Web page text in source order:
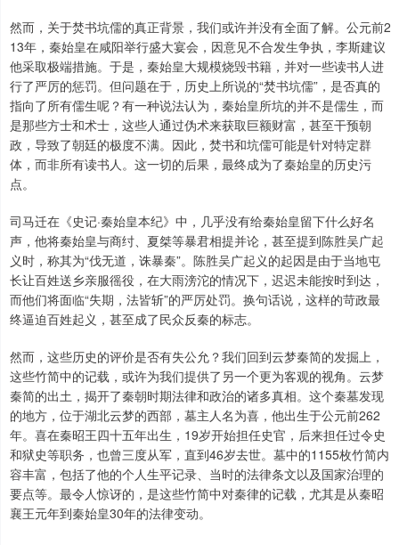
然而，关于焚书坑儒的真正背景，我们或许并没有全面了解。公元前2
13年，秦始皇在咸阳举行盛大宴会，因意见不合发生争执，李斯建议
他采取极端措施。于是，秦始皇大规模烧毁书籍，并对一些读书人进
行了严厉的惩罚。但问题在于，历史上所说的“焚书坑儒”，是否真的
指向了所有儒生呢？有一种说法认为，秦始皇所坑的并不是儒生，而
是那些方士和术士，这些人通过伪术来获取巨额财富，甚至干预朝
政，导致了朝廷的极度不满。因此，焚书和坑儒可能是针对特定群
体，而非所有读书人。这一切的后果，最终成为了秦始皇的历史污
点。
司马迁在《史记·秦始皇本纪》中，几乎没有给秦始皇留下什么好名
声，他将秦始皇与商纣、夏桀等暴君相提并论，甚至提到陈胜吴广起
义时，称其为“伐无道，诛暴秦”。陈胜吴广起义的起因是由于当地屯
长让百姓送乡亲服徭役，在大雨滂沱的情况下，迟迟未能按时到达，
而他们将面临“失期，法皆斩”的严厉处罚。换句话说，这样的苛政最
终逼迫百姓起义，甚至成了民众反秦的标志。
然而，这些历史的评价是否有失公允？我们回到云梦秦简的发掘上，
这些竹简中的记载，或许为我们提供了另一个更为客观的视角。云梦
秦简的出土，揭开了秦朝时期法律和政治的诸多真相。这个秦墓发现
的地方，位于湖北云梦的西部，墓主人名为喜，他出生于公元前262
年。喜在秦昭王四十五年出生，19岁开始担任史官，后来担任过令史
和狱史等职务，也曾三度从军，直到46岁去世。墓中的1155枚竹简内
容丰富，包括了他的个人生平记录、当时的法律条文以及国家治理的
要点等。最令人惊讶的，是这些竹简中对秦律的记载，尤其是从秦昭
襄王元年到秦始皇30年的法律变动。